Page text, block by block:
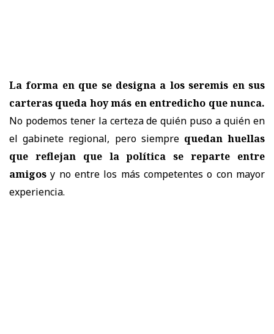
La forma en que se designa a los seremis en sus
carteras queda hoy más en entredicho que nunca.
No podemos tener la certeza de quién puso a quién en
el gabinete regional, pero siempre quedan huellas
que reflejan que la política se reparte entre
amigos y no entre los más competentes o con mayor
experiencia.